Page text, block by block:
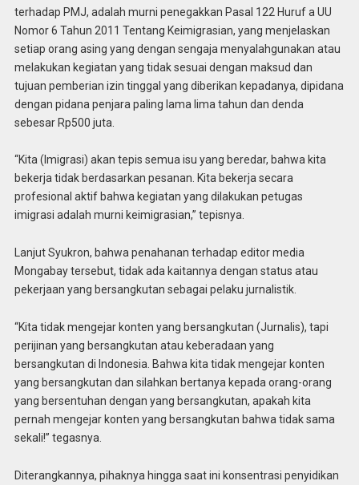
terhadap PMJ, adalah murni penegakkan Pasal 122 Huruf a UU
Nomor 6 Tahun 2011 Tentang Keimigrasian, yang menjelaskan
setiap orang asing yang dengan sengaja menyalahgunakan atau
melakukan kegiatan yang tidak sesuai dengan maksud dan
tujuan pemberian izin tinggal yang diberikan kepadanya, dipidana
dengan pidana penjara paling lama lima tahun dan denda
sebesar Rp500 juta.
“Kita (Imigrasi) akan tepis semua isu yang beredar, bahwa kita
bekerja tidak berdasarkan pesanan. Kita bekerja secara
profesional aktif bahwa kegiatan yang dilakukan petugas
imigrasi adalah murni keimigrasian,” tepisnya.
Lanjut Syukron, bahwa penahanan terhadap editor media
Mongabay tersebut, tidak ada kaitannya dengan status atau
pekerjaan yang bersangkutan sebagai pelaku jurnalistik.
“Kita tidak mengejar konten yang bersangkutan (Jurnalis), tapi
perijinan yang bersangkutan atau keberadaan yang
bersangkutan di Indonesia. Bahwa kita tidak mengejar konten
yang bersangkutan dan silahkan bertanya kepada orang-orang
yang bersentuhan dengan yang bersangkutan, apakah kita
pernah mengejar konten yang bersangkutan bahwa tidak sama
sekali!” tegasnya.
Diterangkannya, pihaknya hingga saat ini konsentrasi penyidikan